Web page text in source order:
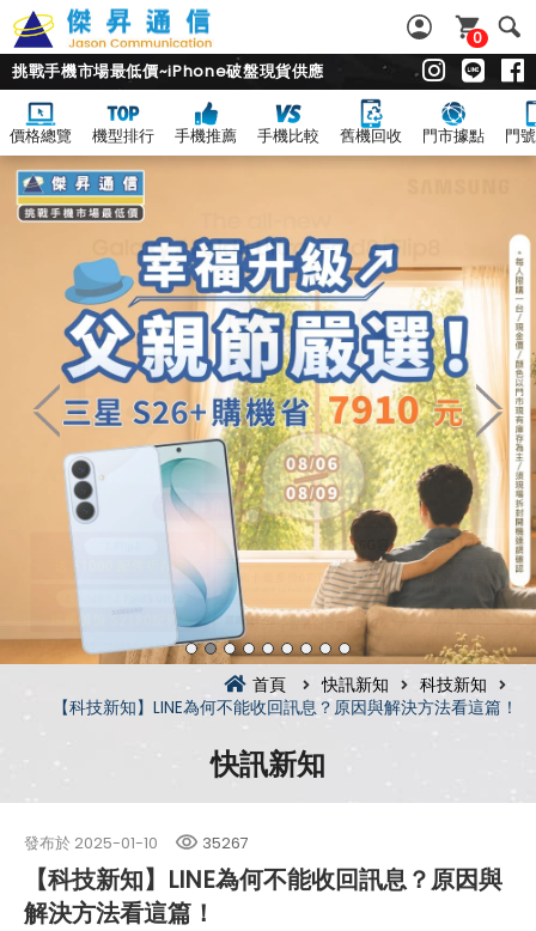
0
挑戰手機市場最低價~iPhone破盤現貨供應
價格總覽 機型排行 手機推薦 手機比較 舊機回收 門市據點 門
首頁 快訊新知
科技新知
【科技新知】LINE為何不能收回訊息？原因與解決方法看這篇！
快訊新知
發布於 2025-01-10 35267
【科技新知】LINE為何不能收回訊息？原因與
解決方法看這篇！